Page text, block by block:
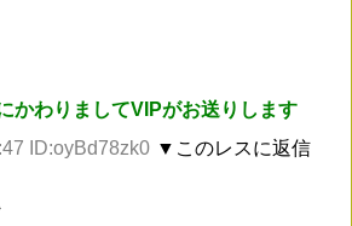
かわりましてVIPがお送りします
ID:oyBd78zk0 ▼このレスに返信